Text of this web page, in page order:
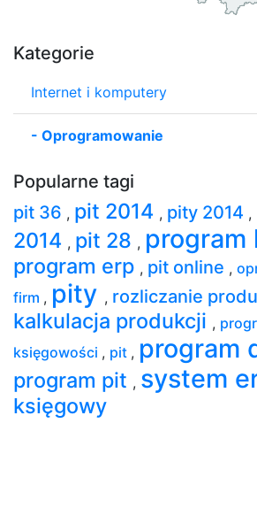
Kategorie
Internet i komputery
- Oprogramowanie
Popularne tagi
pit 36 , pit 2014 , pity 2014 ,
2014 , pit 28 , program
program erp , pit online ,
firm , pity , rozliczanie
kalkulacja produkcji ,
księgowości , pit , program
program pit , system
księgowy